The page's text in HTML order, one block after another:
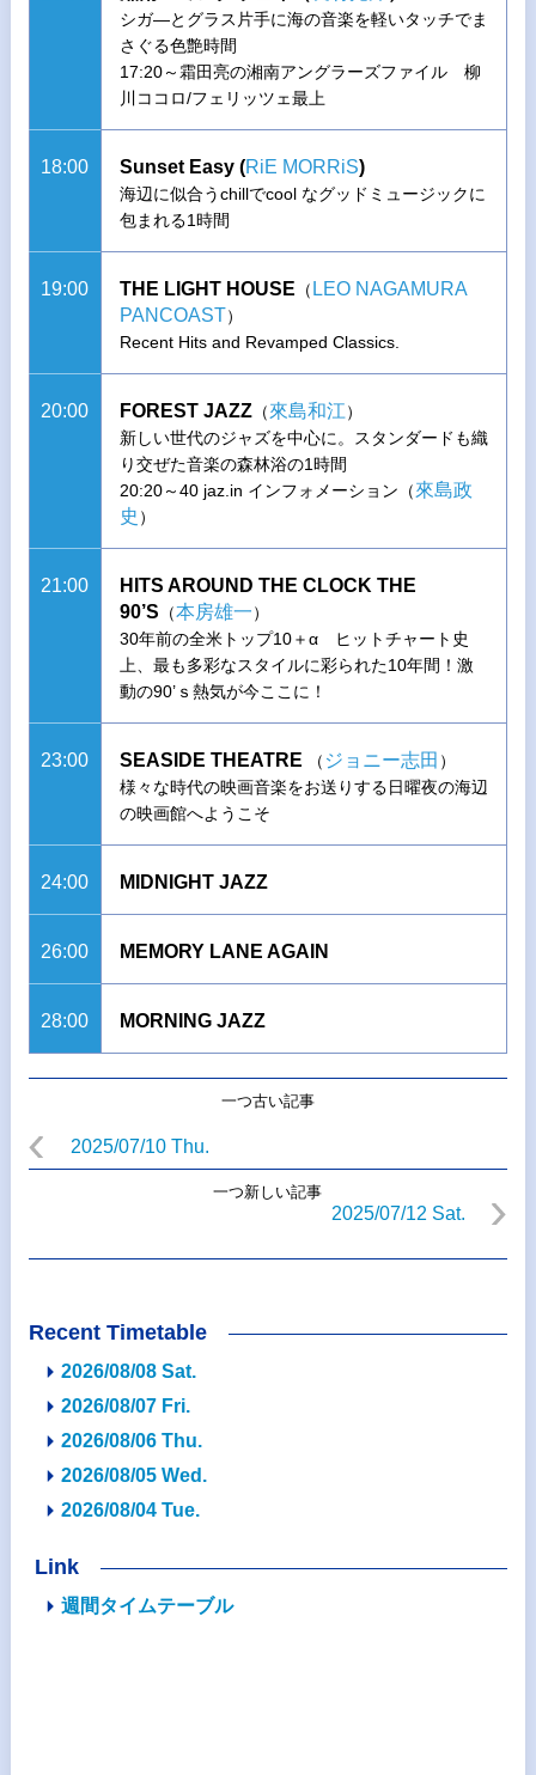
シガ―とグラス片手に海の音楽を軽いタッチでま
さぐる色艶時間
17:20～霜田亮の湘南アングラーズファイル 柳
川ココロ/フェリッツェ最上
18:00 Sunset Easy (RiE MORRiS)
海辺に似合うchillでcool なグッドミュージックに
包まれる1時間
19:00 THE LIGHT HOUSE （ LEO NAGAMURA
PANCOAST）
Recent Hits and Revamped Classics.
20:00 FOREST JAZZ（來島和江）
新しい世代のジャズを中心に。スタンダードも織
り交ぜた音楽の森林浴の1時間
20:20～40 jaz.in インフォメーション（來島政
史 ）
21:00
HITS AROUND THE CLOCK THE
90’S （本房雄一）
30年前の全米トップ10＋α ヒットチャート史
上、最も多彩なスタイルに彩られた10年間！激
動の90’ｓ熱気が今ここに！
23:00 SEASIDE THEATRE （ ジョニー志田 ）
様々な時代の映画音楽をお送りする日曜夜の海辺
の映画館へようこそ
24:00 MIDNIGHT JAZZ
26:00 MEMORY LANE AGAIN
28:00 MORNING JAZZ
一つ古い記事
2025/07/10 Thu.
一つ新しい記事
2025/07/12 Sat.
Recent Timetable
2026/08/08 Sat.
2026/08/07 Fri.
2026/08/06 Thu.
2026/08/05 Wed.
2026/08/04 Tue.
Link
週間タイムテーブル